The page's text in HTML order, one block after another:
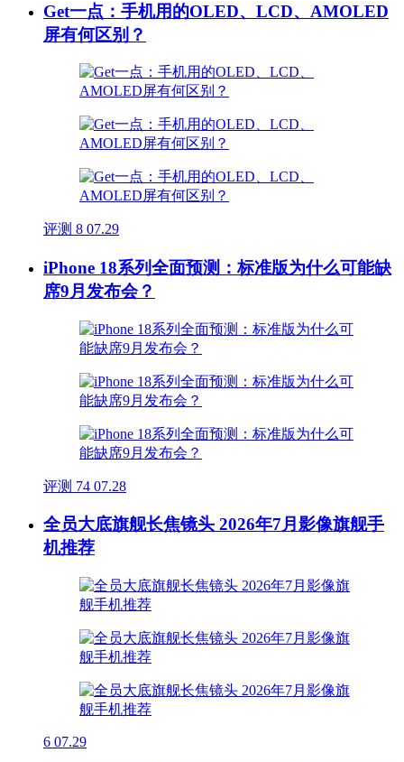
Get一点：手机用的OLED、LCD、AMOLED
屏有何区别？
评测 8 07.29
iPhone 18系列全面预测：标准版为什么可能缺
席9月发布会？
评测 74 07.28
全员大底旗舰长焦镜头 2026年7月影像旗舰手
机推荐
6 07.29